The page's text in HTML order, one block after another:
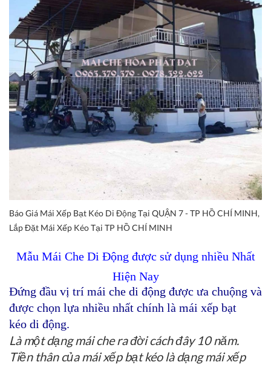
Báo Giá Mái Xếp Bạt Kéo Di Động Tại QUẬN 7 - TP HỒ CHÍ MINH,
Lắp Đặt Mái Xếp Kéo Tại TP HỒ CHÍ MINH
Mẫu Mái Che Di Động được sử dụng nhiều Nhất
Hiện Nay
Đứng đầu vị trí mái che di động được ưa chuộng và
được chọn lựa nhiều nhất chính là mái xếp bạt
kéo di động.
Là một dạng mái che ra đời cách đây 10 năm.
Tiền thân của mái xếp bạt kéo là dạng mái xếp